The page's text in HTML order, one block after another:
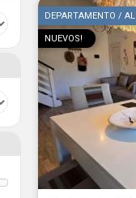
DEPARTAMENTO /
NUEVOS!